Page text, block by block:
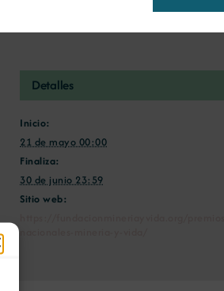
Detalles
Inicio:
21 de mayo 00:00
Finaliza:
30 de junio 23:59
Sitio web: